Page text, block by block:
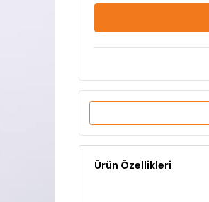
Ürün Özellikleri